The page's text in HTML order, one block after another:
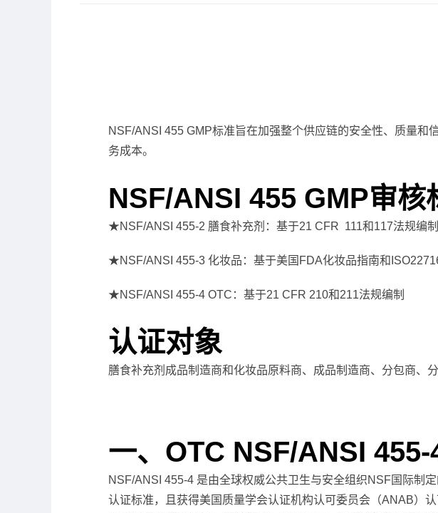
NSF/ANSI 455 GMP标准旨在加强整个供应链的安全性、质量
务成本。
NSF/ANSI 455 GMP审核
★NSF/ANSI 455-2 膳食补充剂：基于21 CFR 111和117法规编制
★NSF/ANSI 455-3 化妆品：基于美国FDA化妆品指南和
★NSF/ANSI 455-4 OTC：基于21 CFR 210和211法规编制
认证对象
膳食补充剂成品制造商和化妆品原料商、成品制造商、分包商、
一、OTC NSF/ANSI
NSF/ANSI 455-4 是由全球权威公共卫生与安全组织NSF国际制
认证标准，且获得美国质量学会认证机构认可委员会（ANAB）